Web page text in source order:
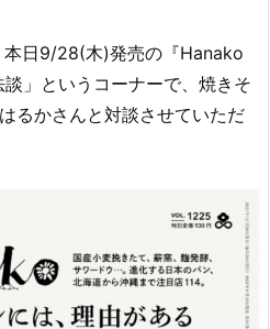
日9/28(木)発売の『Hanako
」というコーナーで、焼きそ
るかさんと対談させていただ